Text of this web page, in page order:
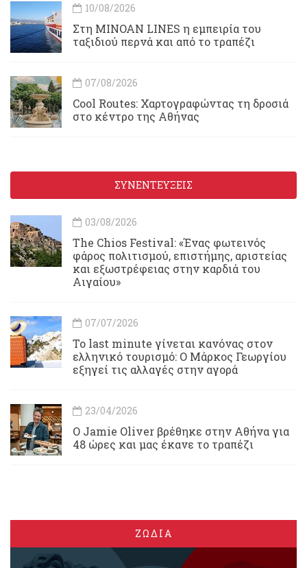
10/08/2026
Στη MINOAN LINES η εμπειρία του
ταξιδιού περνά και από το τραπέζι
07/08/2026
Cool Routes: Χαρτογραφώντας τη δροσιά
στο κέντρο της Αθήνας
ΣΥΝΕΝΤΕΥΞΕΙΣ
03/08/2026
Τhe Chios Festival: «Ένας φωτεινός
φάρος πολιτισμού, επιστήμης, αριστείας
και εξωστρέφειας στην καρδιά του
Αιγαίου»
07/07/2026
Το last minute γίνεται κανόνας στον
ελληνικό τουρισμό: Ο Μάρκος Γεωργίου
εξηγεί τις αλλαγές στην αγορά
23/04/2026
Ο Jamie Oliver βρέθηκε στην Αθήνα για
48 ώρες και μας έκανε το τραπέζι
ΖΩΔΙΑ